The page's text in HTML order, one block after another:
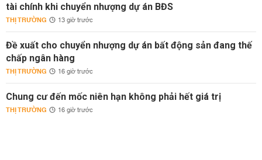
tài chính khi chuyển nhượng dự án BĐS
THỊ TRƯỜNG 13 giờ trước
Đề xuất cho chuyển nhượng dự án bất động sản đang thế
chấp ngân hàng
THỊ TRƯỜNG 16 giờ trước
Chung cư đến mốc niên hạn không phải hết giá trị
THỊ TRƯỜNG 16 giờ trước